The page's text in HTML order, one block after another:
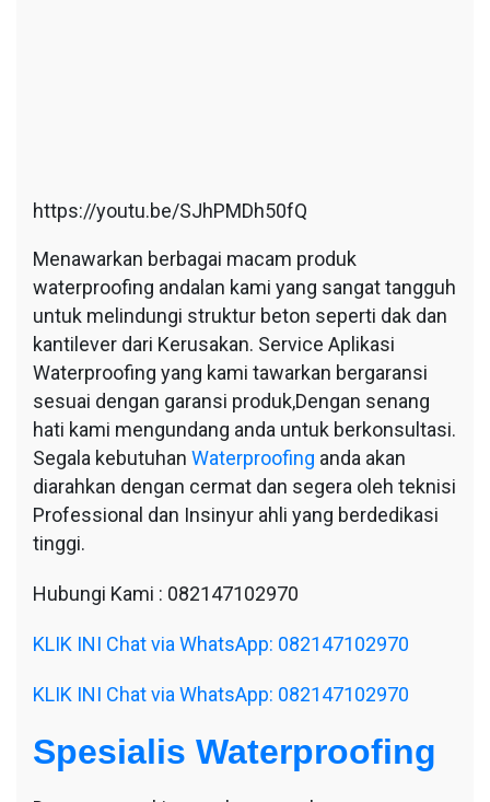
https://youtu.be/SJhPMDh50fQ
Menawarkan berbagai macam produk
waterproofing andalan kami yang sangat tangguh
untuk melindungi struktur beton seperti dak dan
kantilever dari Kerusakan. Service Aplikasi
Waterproofing yang kami tawarkan bergaransi
sesuai dengan garansi produk,Dengan senang
hati kami mengundang anda untuk berkonsultasi.
Segala kebutuhan Waterproofing anda akan
diarahkan dengan cermat dan segera oleh teknisi
Professional dan Insinyur ahli yang berdedikasi
tinggi.
Hubungi Kami : 082147102970
KLIK INI Chat via WhatsApp: 082147102970
KLIK INI Chat via WhatsApp: 082147102970
Spesialis Waterproofing